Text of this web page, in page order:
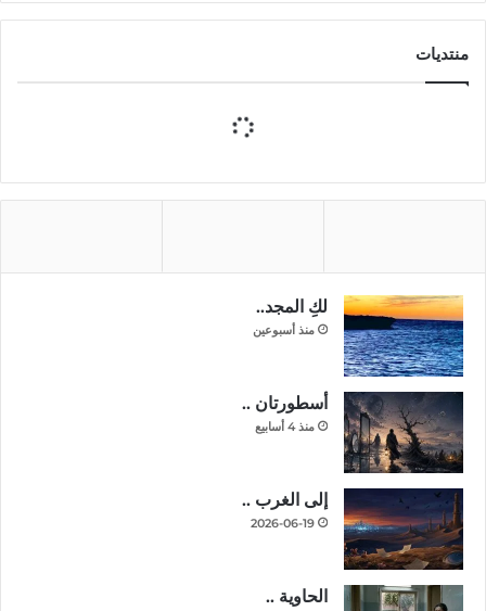
منتديات
لكِ المجد..
منذ أسبوعين
أسطورتان ..
منذ 4 أسابيع
إلى الغرب ..
2026-06-19
الحاوية ..